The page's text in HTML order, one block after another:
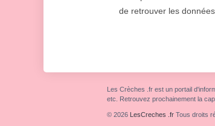
de retrouver les
Les Crèches .fr est un portail
etc. Retrouvez prochainement la
© 2026 LesCreches .fr Tous droits